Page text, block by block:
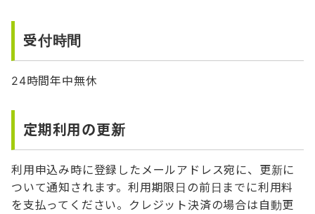
受付時間
24時間年中無休
定期利用の更新
利用申込み時に登録したメールアドレス宛に、更新に
ついて通知されます。利用期限日の前日までに利用料
を支払ってください。クレジット決済の場合は自動更